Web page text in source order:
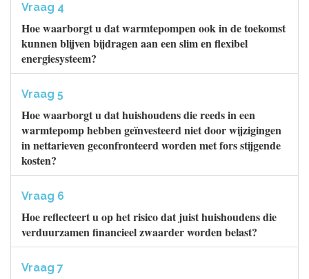
Vraag 4
Hoe waarborgt u dat warmtepompen ook in de toekomst
kunnen blijven bijdragen aan een slim en flexibel
energiesysteem?
Vraag 5
Hoe waarborgt u dat huishoudens die reeds in een
warmtepomp hebben geïnvesteerd niet door wijzigingen
in nettarieven geconfronteerd worden met fors stijgende
kosten?
Vraag 6
Hoe reflecteert u op het risico dat juist huishoudens die
verduurzamen financieel zwaarder worden belast?
Vraag 7